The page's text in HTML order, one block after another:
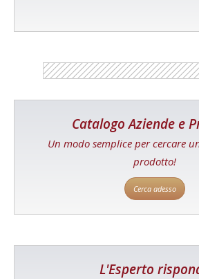
Catalogo Aziende e
Un modo semplice per cercare
prodotto!
Cerca adesso
L'Esperto